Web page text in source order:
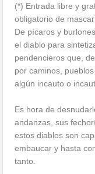
(*) Entrada libre y
obligatorio de
De pícaros y
el diablo para
pendencieros que,
por caminos,
algún incauto o
Es hora de
andanzas, sus
estos diablos son
embaucar y hasta
tanto.